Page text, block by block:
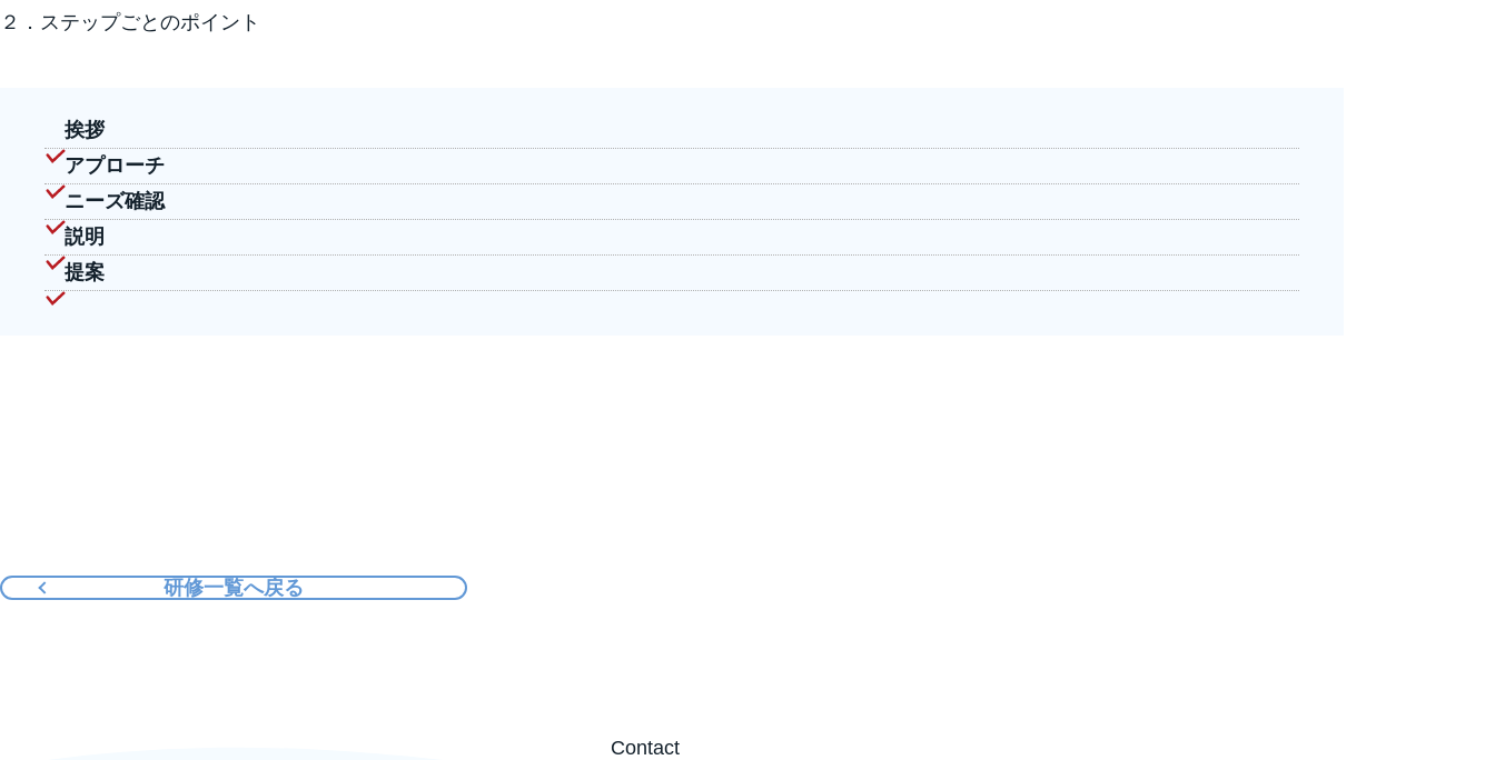
２．ステップごとのポイント
挨拶
アプローチ
ニーズ確認
説明
提案
研修一覧へ戻る
Contact